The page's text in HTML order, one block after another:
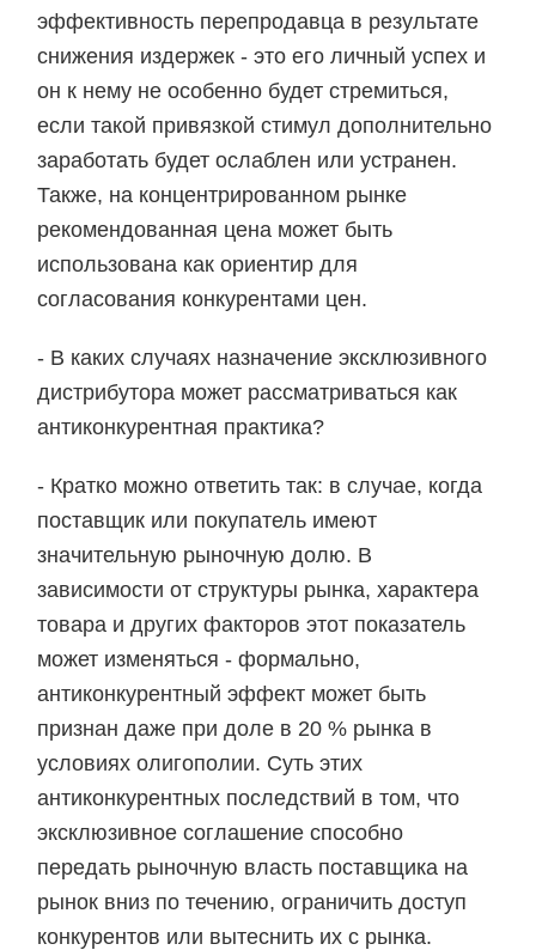
эффективность перепродавца в результате
снижения издержек - это его личный успех и
он к нему не особенно будет стремиться,
если такой привязкой стимул дополнительно
заработать будет ослаблен или устранен.
Также, на концентрированном рынке
рекомендованная цена может быть
использована как ориентир для
согласования конкурентами цен.
- В каких случаях назначение эксклюзивного
дистрибутора может рассматриваться как
антиконкурентная практика?
- Кратко можно ответить так: в случае, когда
поставщик или покупатель имеют
значительную рыночную долю. В
зависимости от структуры рынка, характера
товара и других факторов этот показатель
может изменяться - формально,
антиконкурентный эффект может быть
признан даже при доле в 20 % рынка в
условиях олигополии. Суть этих
антиконкурентных последствий в том, что
эксклюзивное соглашение способно
передать рыночную власть поставщика на
рынок вниз по течению, ограничить доступ
конкурентов или вытеснить их с рынка.